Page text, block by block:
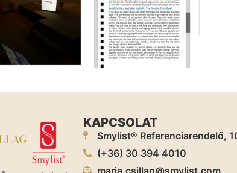
KAPCSOLAT
Smylist® Referenciarendelő,
(+36) 30 394 4010
maria.csillag@smylist.com